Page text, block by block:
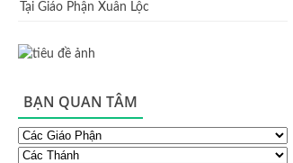
Tại Giáo Phận Xuân Lộc
BẠN QUAN TÂM